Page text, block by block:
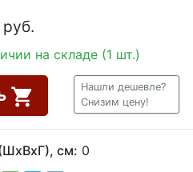
руб.
на складе (1 шт.)
Нашли дешевле?
Снизим цену!
см: 0